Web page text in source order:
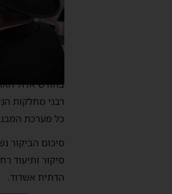
בחודש אלול
רבני מחלקות
כל מערכת
סיכום הביקור
סיקור ותיעוד
הדתית אשדוד.